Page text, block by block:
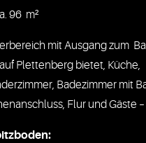
96 m²
mit Ausgang zum
Plettenberg bietet, Küche,
Badezimmer mit
Flur und Gäste –